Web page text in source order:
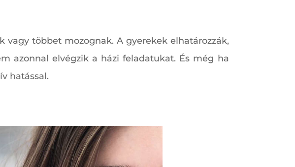
többet mozognak. A gyerekek elhatározzák,
azonnal elvégzik a házi feladatukat. És még ha
hatással.